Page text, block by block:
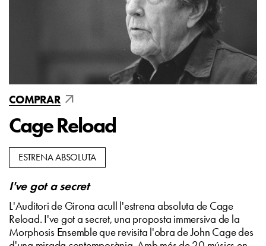
COMPRAR arrow_outward
Cage Reload
ESTRENA ABSOLUTA
I've got a secret
L'Auditori de Girona acull l'estrena absoluta de Cage
Reload. I've got a secret, una proposta immersiva de la
Morphosis Ensemble que revisita l'obra de John Cage des